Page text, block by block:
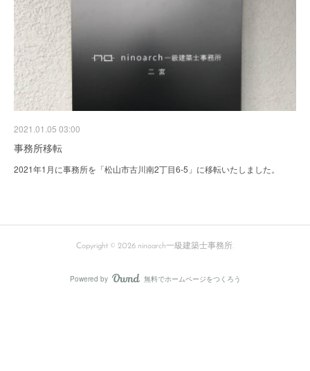
2021.01.05 03:00
事務所移転
2021年1月に事務所を「松山市古川南2丁目6-5」に移転いたしました。
Copyright © 2026 ninoarch一級建築士事務所.
Powered by AmebaOwnd
無料でホームページをつくろう